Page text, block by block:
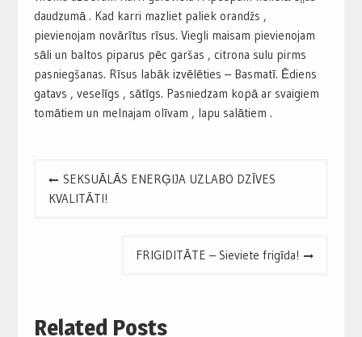
daudzumā . Kad karri mazliet paliek orandžs ,
pievienojam novārītus rīsus. Viegli maisam pievienojam
sāli un baltos piparus pēc garšas , citrona sulu pirms
pasniegšanas. Rīsus labāk izvēlēties – Basmatī. Ēdiens
gatavs , veselīgs , sātīgs. Pasniedzam kopā ar svaigiem
tomātiem un melnajam olīvam , lapu salātiem .
Post
navigation
SEKSUĀLĀS ENERĢIJA UZLABO DZĪVES
KVALITĀTI!
FRIGIDITĀTE – Sieviete frigīda!
Related Posts